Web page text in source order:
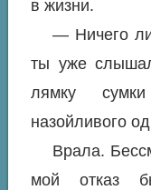
в жизни.
— Ничего
ты уже
лямку
назойливого
Врала.
мой отказ